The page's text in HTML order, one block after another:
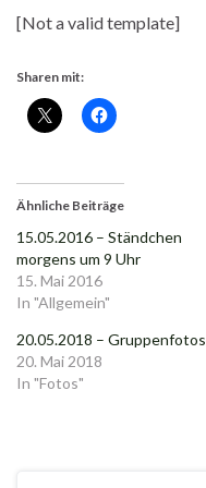
[Not a valid template]
Sharen mit:
Ähnliche Beiträge
15.05.2016 – Ständchen
morgens um 9 Uhr
15. Mai 2016
In "Allgemein"
20.05.2018 – Gruppenfotos
20. Mai 2018
In "Fotos"